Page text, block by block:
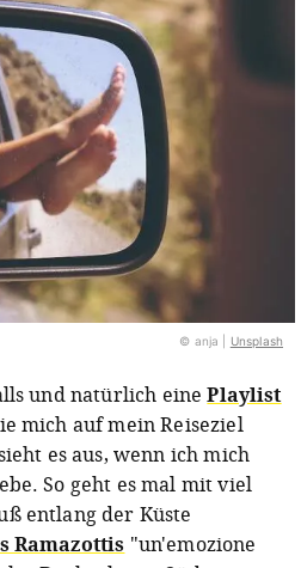
© anja | Unsplash
und natürlich einePlaylist
mich auf mein Reiseziel
es aus, wenn ich mich
So geht es mal mit viel
entlang der Küste
Ramazottis "un'emozione